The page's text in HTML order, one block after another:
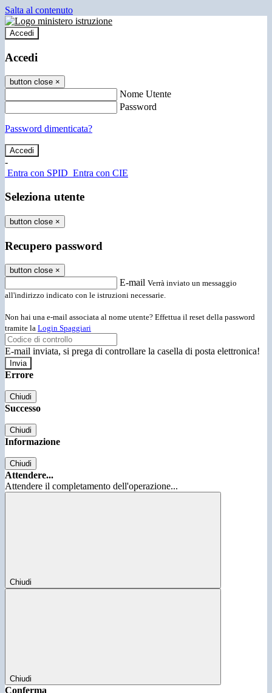
Salta al contenuto
Accedi
Accedi
button close ×
Nome Utente
Password
Password dimenticata?
-
Entra con SPID Entra con CIE
Seleziona utente
button close ×
Recupero password
button close ×
E-mail Verrà inviato un messaggio
all'indirizzo indicato con le istruzioni necessarie.
Non hai una e-mail associata al nome utente? Effettua il reset della password
tramite la Login Spaggiari
E-mail inviata, si prega di controllare la casella di posta elettronica!
Errore
Chiudi
Successo
Chiudi
Informazione
Chiudi
Attendere...
Attendere il completamento dell'operazione...
Chiudi
Chiudi
Conferma